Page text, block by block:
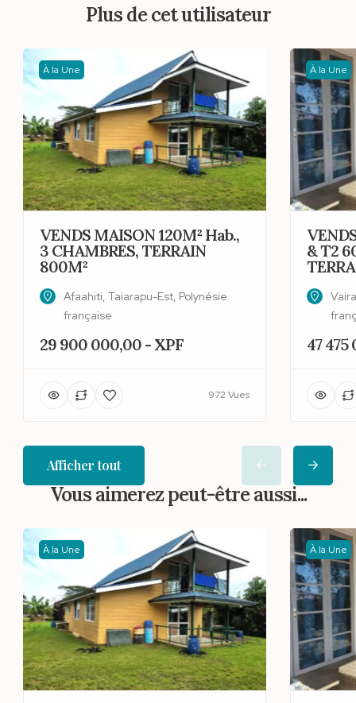
Plus de cet utilisateur
À la Une
VENDS MAISON 120M² Hab.,
3 CHAMBRES, TERRAIN
800M²
Afaahiti, Taiarapu-Est, Polynésie
française
29 900 000,00 - XPF
972 Vues
À la Une
& T2
47
Afficher tout
Vous aimerez peut-être aussi...
À la Une À la Une